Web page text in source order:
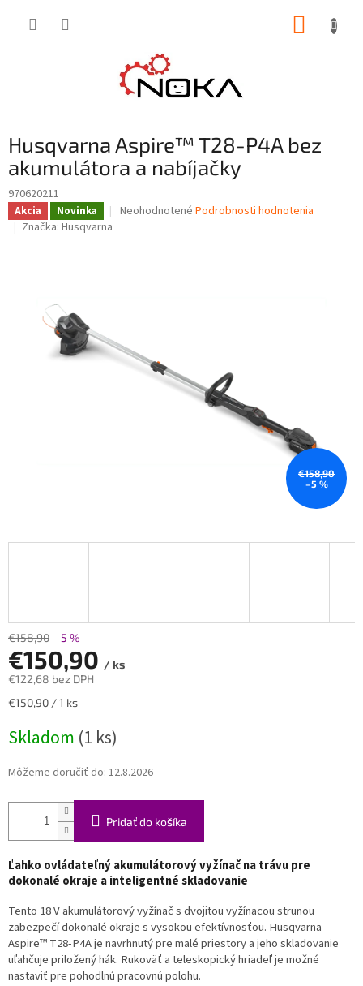
Husqvarna Aspire™ T28-P4A bez
akumulátora a nabíjačky
970620211
Akcia Novinka
Priemerné
Neohodnotené Podrobnosti hodnotenia
Značka: Husqvarna
€158,90
–5 %
€158,90 –5 %
€150,90 / ks
€122,68 bez DPH
Jednotková
€150,90 / 1 ks
Skladom (1 ks)
Môžeme doručiť do: 12.8.2026
Pridať do košíka
Ľahko ovládateľný akumulátorový vyžínač na trávu pre
dokonalé okraje a inteligentné skladovanie
Tento 18 V akumulátorový vyžínač s dvojitou vyžínacou strunou
zabezpečí dokonalé okraje s vysokou efektívnosťou. Husqvarna
Aspire™ T28-P4A je navrhnutý pre malé priestory a jeho skladovanie
uľahčuje priložený hák. Rukoväť a teleskopický hriadeľ je možné
nastaviť pre pohodlnú pracovnú polohu.